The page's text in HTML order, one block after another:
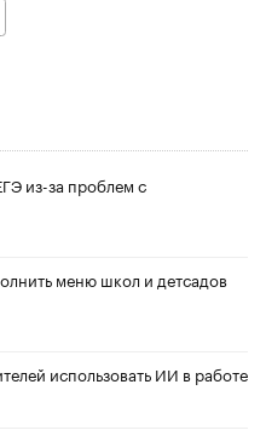
из-за проблем с
меню школ и детсадов
использовать ИИ в работе